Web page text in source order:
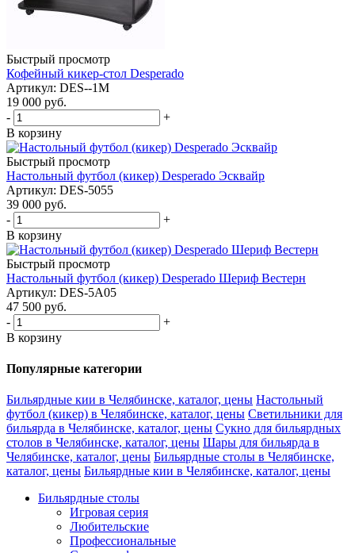
Быстрый просмотр
Кофейный кикер-стол Desperado
Артикул: DES--1M
19 000 руб.
-
+
В корзину
Быстрый просмотр
Настольный футбол (кикер) Desperado Эсквайр
Артикул: DES-5055
39 000 руб.
-
+
В корзину
Быстрый просмотр
Настольный футбол (кикер) Desperado Шериф Вестерн
Артикул: DES-5A05
47 500 руб.
-
+
В корзину
Популярные категории
Бильярдные кии в Челябинске, каталог, цены Настольный
футбол (кикер) в Челябинске, каталог, цены Светильники для
бильярда в Челябинске, каталог, цены Сукно для бильярдных
столов в Челябинске, каталог, цены Шары для бильярда в
Челябинске, каталог, цены Бильярдные столы в Челябинске,
каталог, цены Бильярдные кии в Челябинске, каталог, цены
Бильярдные столы
Игровая серия
Любительские
Профессиональные